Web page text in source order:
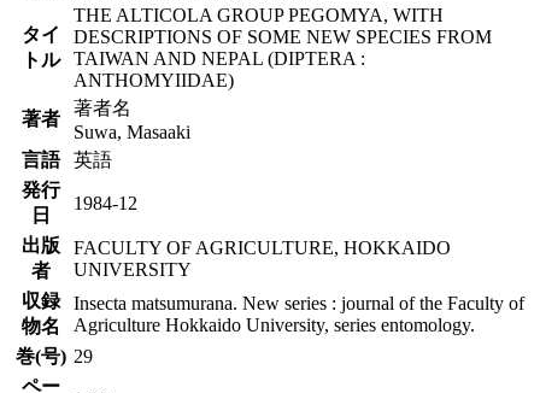
タイ
トル
THE ALTICOLA GROUP PEGOMYA, WITH
DESCRIPTIONS OF SOME NEW SPECIES FROM
TAIWAN AND NEPAL (DIPTERA :
ANTHOMYIIDAE)
著者
著者名
Suwa, Masaaki
言語
英語
発行
日
1984-12
出版
者
FACULTY OF AGRICULTURE, HOKKAIDO
UNIVERSITY
収録
物名
Insecta matsumurana. New series : journal of the Faculty of
Agriculture Hokkaido University, series entomology.
巻(号) 29
ペー